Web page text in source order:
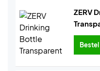
ZERV
Bestel